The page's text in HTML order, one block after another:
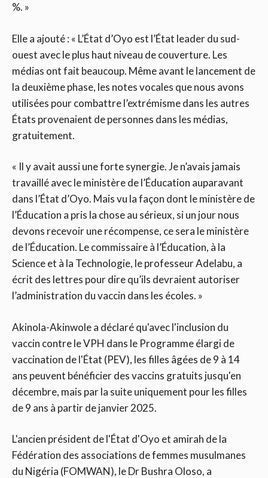
%. »
Elle a ajouté : « L’État d’Oyo est l’État leader du sud-
ouest avec le plus haut niveau de couverture. Les
médias ont fait beaucoup. Même avant le lancement de
la deuxième phase, les notes vocales que nous avons
utilisées pour combattre l’extrémisme dans les autres
États provenaient de personnes dans les médias,
gratuitement.
« Il y avait aussi une forte synergie. Je n’avais jamais
travaillé avec le ministère de l’Éducation auparavant
dans l’État d’Oyo. Mais vu la façon dont le ministère de
l’Éducation a pris la chose au sérieux, si un jour nous
devons recevoir une récompense, ce sera le ministère
de l’Éducation. Le commissaire à l’Éducation, à la
Science et à la Technologie, le professeur Adelabu, a
écrit des lettres pour dire qu’ils devraient autoriser
l’administration du vaccin dans les écoles. »
Akinola-Akinwole a déclaré qu'avec l'inclusion du
vaccin contre le VPH dans le Programme élargi de
vaccination de l'État (PEV), les filles âgées de 9 à 14
ans peuvent bénéficier des vaccins gratuits jusqu'en
décembre, mais par la suite uniquement pour les filles
de 9 ans à partir de janvier 2025.
L'ancien président de l'État d'Oyo et amirah de la
Fédération des associations de femmes musulmanes
du Nigéria (FOMWAN), le Dr Bushra Oloso, a